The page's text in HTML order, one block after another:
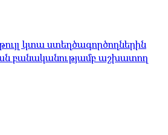
կտա ստեղծագործողներին
​​բանականությամբ աշխատող